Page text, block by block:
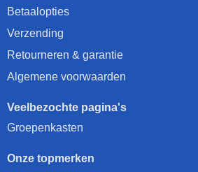
Betaalopties
Verzending
Retourneren & garantie
Algemene voorwaarden
Veelbezochte pagina's
Groepenkasten
Onze topmerken